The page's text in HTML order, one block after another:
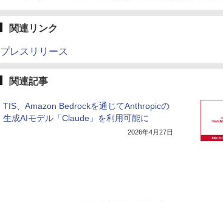
関連リンク
プレスリリース
関連記事
TIS、Amazon Bedrockを通じてAnthropicの
生成AIモデル「Claude」を利用可能に
2026年4月27日